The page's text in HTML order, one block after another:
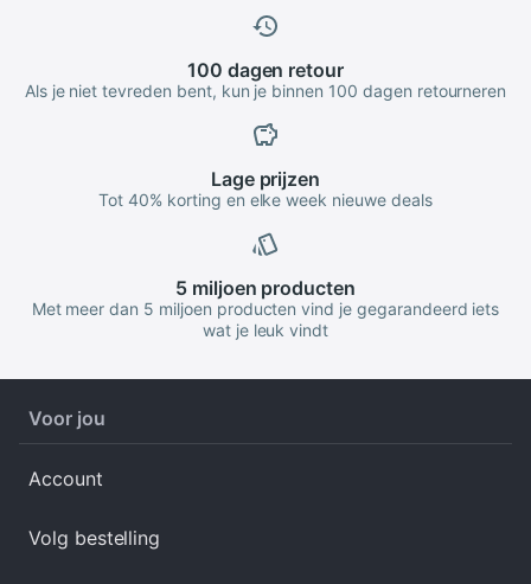
100 dagen retour
Als je niet tevreden bent, kun je binnen 100 dagen retourneren
Lageprijzen
Tot 40% korting en elke week nieuwe deals
5 miljoen producten
Met meer dan 5 miljoen producten vind je gegarandeerd iets
wat je leuk vindt
Voor jou
Account
Volg bestelling